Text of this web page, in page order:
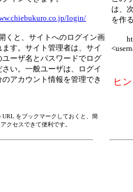
login/
くと、サイトへのログイン画
す。サイト管理者は、サイ
ユーザ名とパスワードでログ
さい。一般ユーザは、ログイ
アカウント情報を管理でき
URL をブックマークしておくと、簡
クセスできて便利です。
は、
を作
ヒ